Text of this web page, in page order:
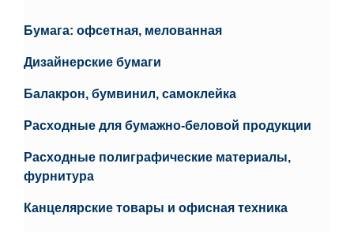
Бумага: офсетная, мелованная
Дизайнерские бумаги
Балакрон, бумвинил, самоклейка
Расходные для бумажно-беловой продукции
Расходные полиграфические материалы,
фурнитура
Канцелярские товары и офисная техника